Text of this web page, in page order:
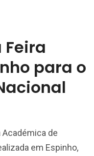
para o
Académica de
em Espinho,